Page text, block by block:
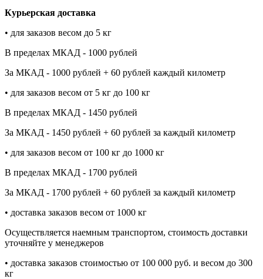
Курьерская доставка
• для заказов весом до 5 кг
В пределах МКАД - 1000 рублей
За МКАД - 1000 рублей + 60 рублей каждый километр
• для заказов весом от 5 кг до 100 кг
В пределах МКАД - 1450 рублей
За МКАД - 1450 рублей + 60 рублей за каждый километр
• для заказов весом от 100 кг до 1000 кг
В пределах МКАД - 1700 рублей
За МКАД - 1700 рублей + 60 рублей за каждый километр
• доставка заказов весом от 1000 кг
Осуществляется наемным транспортом, стоимость доставки
уточняйте у менеджеров
• доставка заказов стоимостью от 100 000 руб. и весом до 300
кг